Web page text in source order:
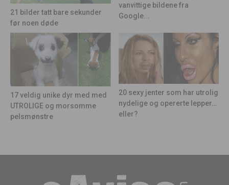
21 bilder tatt bare sekunder
før noen døde
vanvittige bildene fra
Google...
17 veldig unike dyr med med
UTROLIGE og morsomme
pelsmønstre
20 sexy jenter som har utrolig
nydelige og opererte lepper…
eller?